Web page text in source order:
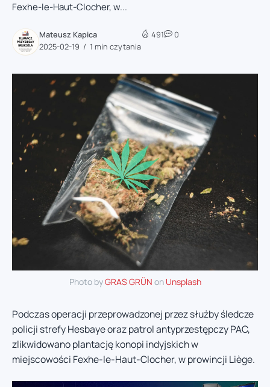
Fexhe-le-Haut-Clocher, w...
Mateusz Kapica
2025-02-19
1 min czytania
491 0
Photo byGRAS GRÜN on Unsplash
Podczas operacji przeprowadzonej przez służby śledcze
policji strefy Hesbaye oraz patrol antyprzestępczy PAC,
zlikwidowano plantację konopi indyjskich w
miejscowości Fexhe-le-Haut-Clocher, w prowincji Liège.